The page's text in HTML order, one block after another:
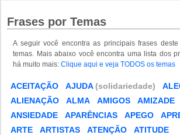
Frases por Temas
A seguir você encontra as principais frases
temas. Mais abaixo você encontra uma lista dos
há muito mais: Clique aqui e veja TODOS os temas
ACEITAÇÃO AJUDA(solidariedade)
ALIENAÇÃO
ALMA AMIGOS AMIZADE
ANSIEDADE
APARÊNCIAS APEGO
ARTE
ARTISTAS ATENÇÃO
ATITUDE